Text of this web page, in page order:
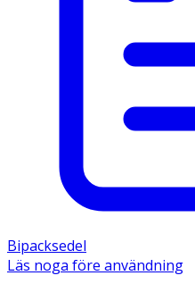
Bipacksedel
Läs noga före användning